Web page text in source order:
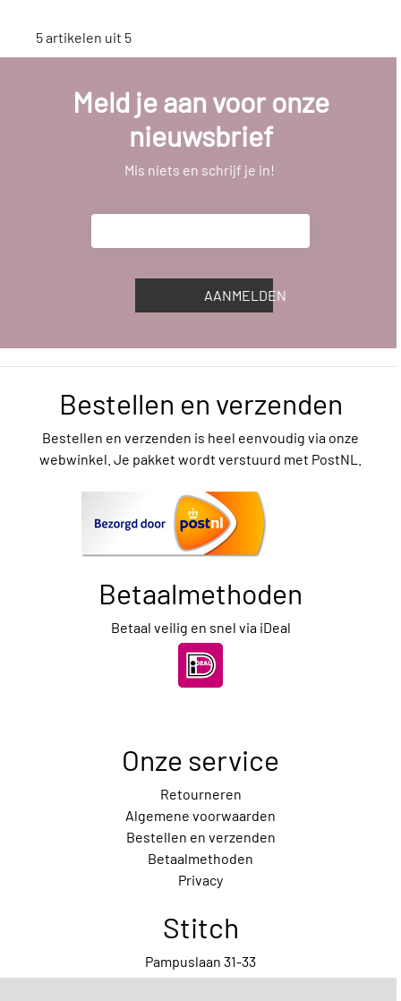
5 artikelen uit 5
Meld je aan voor onze
nieuwsbrief
Mis niets en schrijf je in!
AANMELDEN
Bestellen en verzenden
Bestellen en verzenden is heel eenvoudig via onze
webwinkel. Je pakket wordt verstuurd met PostNL.
Betaalmethoden
Betaal veilig en snel via iDeal
Onze service
Retourneren
Algemene voorwaarden
Bestellen en verzenden
Betaalmethoden
Privacy
Stitch
Pampuslaan 31-33
1087 HP Amsterdam